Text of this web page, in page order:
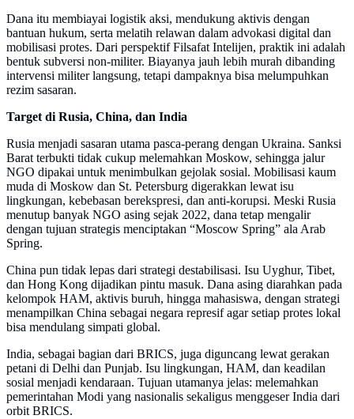
Dana itu membiayai logistik aksi, mendukung aktivis dengan
bantuan hukum, serta melatih relawan dalam advokasi digital dan
mobilisasi protes. Dari perspektif Filsafat Intelijen, praktik ini adalah
bentuk subversi non-militer. Biayanya jauh lebih murah dibanding
intervensi militer langsung, tetapi dampaknya bisa melumpuhkan
rezim sasaran.
Target di Rusia, China, dan India
Rusia menjadi sasaran utama pasca-perang dengan Ukraina. Sanksi
Barat terbukti tidak cukup melemahkan Moskow, sehingga jalur
NGO dipakai untuk menimbulkan gejolak sosial. Mobilisasi kaum
muda di Moskow dan St. Petersburg digerakkan lewat isu
lingkungan, kebebasan berekspresi, dan anti-korupsi. Meski Rusia
menutup banyak NGO asing sejak 2022, dana tetap mengalir
dengan tujuan strategis menciptakan “Moscow Spring” ala Arab
Spring.
China pun tidak lepas dari strategi destabilisasi. Isu Uyghur, Tibet,
dan Hong Kong dijadikan pintu masuk. Dana asing diarahkan pada
kelompok HAM, aktivis buruh, hingga mahasiswa, dengan strategi
menampilkan China sebagai negara represif agar setiap protes lokal
bisa mendulang simpati global.
India, sebagai bagian dari BRICS, juga diguncang lewat gerakan
petani di Delhi dan Punjab. Isu lingkungan, HAM, dan keadilan
sosial menjadi kendaraan. Tujuan utamanya jelas: melemahkan
pemerintahan Modi yang nasionalis sekaligus menggeser India dari
orbit BRICS.